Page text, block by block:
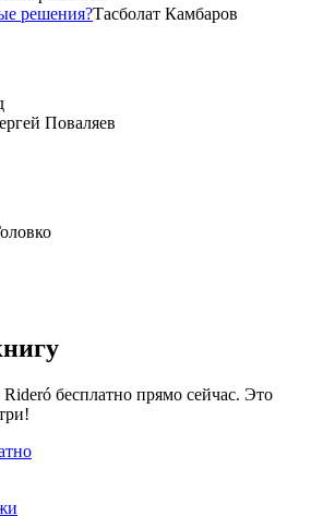
решения?Тасболат Камбаров
Поваляев
бесплатно прямо сейчас. Это